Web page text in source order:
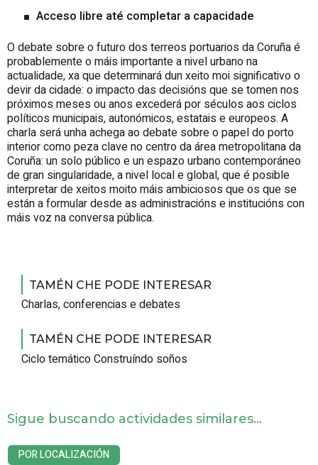
Acceso libre até completar a capacidade
O debate sobre o futuro dos terreos portuarios da Coruña é
probablemente o máis importante a nivel urbano na
actualidade, xa que determinará dun xeito moi significativo o
devir da cidade: o impacto das decisións que se tomen nos
próximos meses ou anos excederá por séculos aos ciclos
políticos municipais, autonómicos, estatais e europeos. A
charla será unha achega ao debate sobre o papel do porto
interior como peza clave no centro da área metropolitana da
Coruña: un solo público e un espazo urbano contemporáneo
de gran singularidade, a nivel local e global, que é posible
interpretar de xeitos moito máis ambiciosos que os que se
están a formular desde as administracións e institucións con
máis voz na conversa pública.
TAMÉN CHE PODE INTERESAR
Charlas, conferencias e debates
TAMÉN CHE PODE INTERESAR
Ciclo temático Construíndo soños
Sigue buscando actividades similares...
POR LOCALIZACIÓN